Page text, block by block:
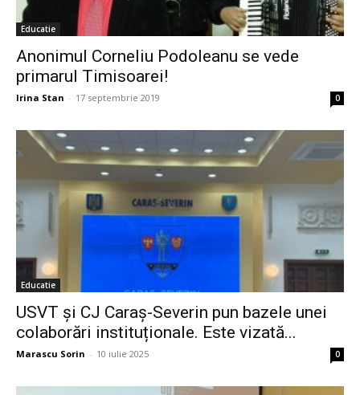
Educatie
Anonimul Corneliu Podoleanu se vede
primarul Timisoarei!
Irina Stan - 17 septembrie 2019 0
Educatie
USVT și CJ Caraș-Severin pun bazele unei
colaborări instituționale. Este vizată...
Marascu Sorin - 10 iulie 2025 0